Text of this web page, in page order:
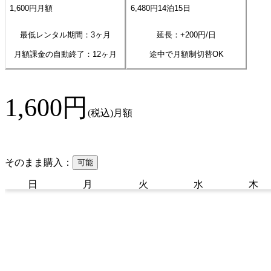
1,600円 月額
最低レンタル期間：3ヶ月
月額課金の自動終了： 12ヶ月
6,480円14泊15日
延長：+200円/日
途中で月額制切替OK
1,600円 (税込)月額
そのまま購入： 可能
日 月 火 水 木